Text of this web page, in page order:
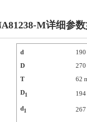
M详细参
d 190
D
270
T
62
D1 194
d1 267